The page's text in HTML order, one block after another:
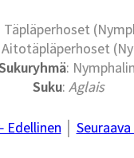
Täpläperhoset
Aitotäpläperhoset
:
Suku: Aglais
Edellinen